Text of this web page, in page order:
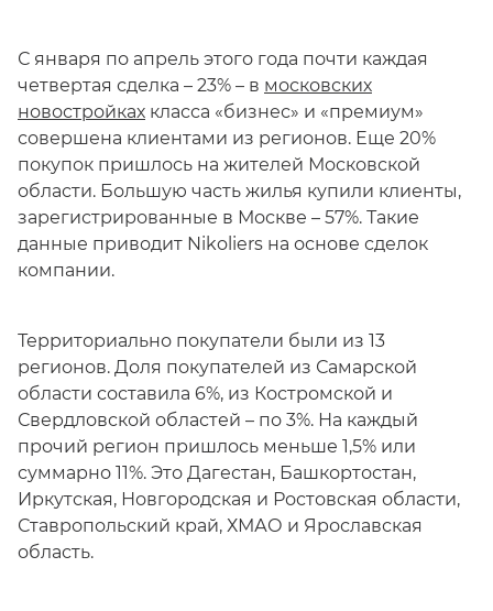
С января по апрель этого года почти каждая
четвертая сделка – 23% – в московских
новостройках класса «бизнес» и «премиум»
совершена клиентами из регионов. Еще 20%
покупок пришлось на жителей Московской
области. Большую часть жилья купили клиенты,
зарегистрированные в Москве – 57%. Такие
данные приводит Nikoliers на основе сделок
компании.
Территориально покупатели были из 13
регионов. Доля покупателей из Самарской
области составила 6%, из Костромской и
Свердловской областей – по 3%. На каждый
прочий регион пришлось меньше 1,5% или
суммарно 11%. Это Дагестан, Башкортостан,
Иркутская, Новгородская и Ростовская области,
Ставропольский край, ХМАО и Ярославская
область.